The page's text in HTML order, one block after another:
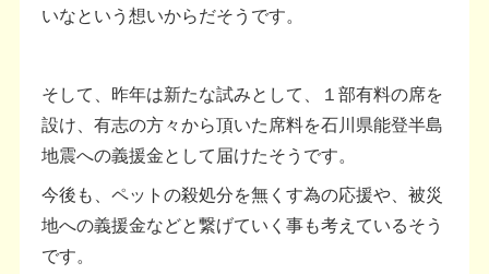
いなという想いからだそうです。
そして、昨年は新たな試みとして、１部有料の席を
設け、有志の方々から頂いた席料を石川県能登半島
地震への義援金として届けたそうです。
今後も、ペットの殺処分を無くす為の応援や、被災
地への義援金などと繋げていく事も考えているそう
です。